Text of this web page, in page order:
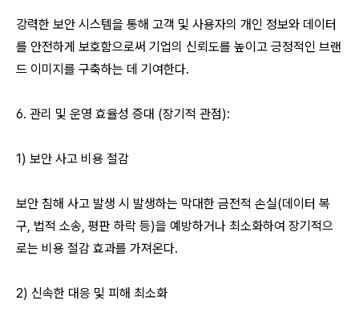
강력한 보안 시스템을 통해 고객 및 사용자의 개인 정보와 데이터
를 안전하게 보호함으로써 기업의 신뢰도를 높이고 긍정적인 브랜
드 이미지를 구축하는 데 기여한다.
6. 관리 및 운영 효율성 증대 (장기적 관점):
1) 보안 사고 비용 절감
보안 침해 사고 발생 시 발생하는 막대한 금전적 손실(데이터 복
구, 법적 소송, 평판 하락 등)을 예방하거나 최소화하여 장기적으
로는 비용 절감 효과를 가져온다.
2) 신속한 대응 및 피해 최소화